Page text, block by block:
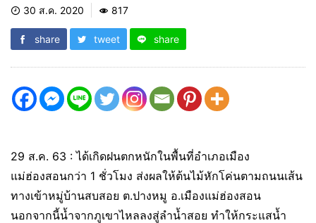
30 ส.ค. 2020 817
share tweet share
29 ส.ค. 63 : ได้เกิดฝนตกหนักในพื้นที่อำเภอเมือง
แม่ฮ่องสอนกว่า 1 ชั่วโมง ส่งผลให้ต้นไม้หักโค่นตามถนนเส้น
ทางเข้าหมู่บ้านสบสอย ต.ปางหมู อ.เมืองแม่ฮ่องสอน
นอกจากนี้น้ำจากภูเขาไหลลงสู่ลำน้ำสอย ทำให้กระแสน้ำ